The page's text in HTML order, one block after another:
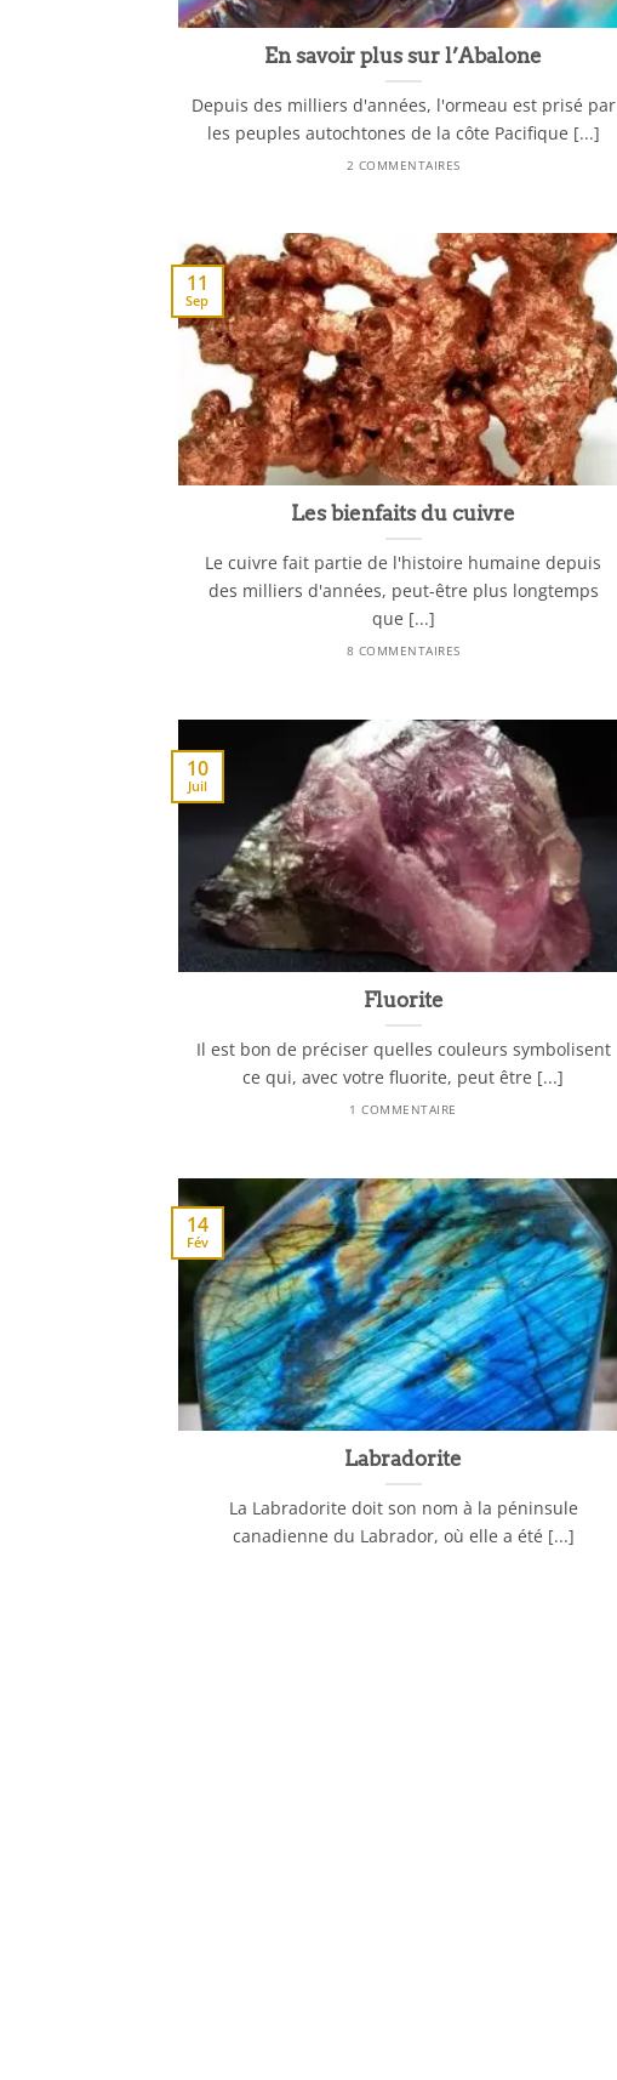
En savoir plus sur l’Abalone
Depuis des milliers d'années, l'ormeau est prisé par
les peuples autochtones de la côte Pacifique [...]
2 COMMENTAIRES
Les bienfaits du cuivre
Le cuivre fait partie de l'histoire humaine depuis
des milliers d'années, peut-être plus longtemps
que [...]
8 COMMENTAIRES
11
Sep
Fluorite
Il est bon de préciser quelles couleurs symbolisent
ce qui, avec votre fluorite, peut être [...]
1 COMMENTAIRE
10
Juil
Labradorite
La Labradorite doit son nom à la péninsule
canadienne du Labrador, où elle a été [...]
14
Fév